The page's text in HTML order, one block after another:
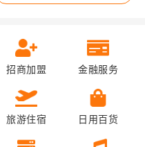
招商加盟 金融服务
旅游住宿 日用百货